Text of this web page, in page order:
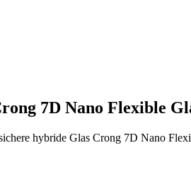
7D Nano Flexible
hybride Glas Crong 7D Nano